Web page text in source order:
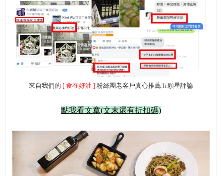
來自我們的 [ 食在好油 ] 粉絲團老客戶真心推薦五顆星評論
點我看文章(文末還有折扣碼)